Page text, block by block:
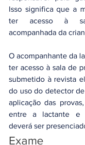
Isso significa que a
ter acesso à
acompanhada da
O acompanhante da
ter acesso à sala de
submetido à revista
do uso do detector
aplicação das
entre a lactante e
deverá ser
Exame